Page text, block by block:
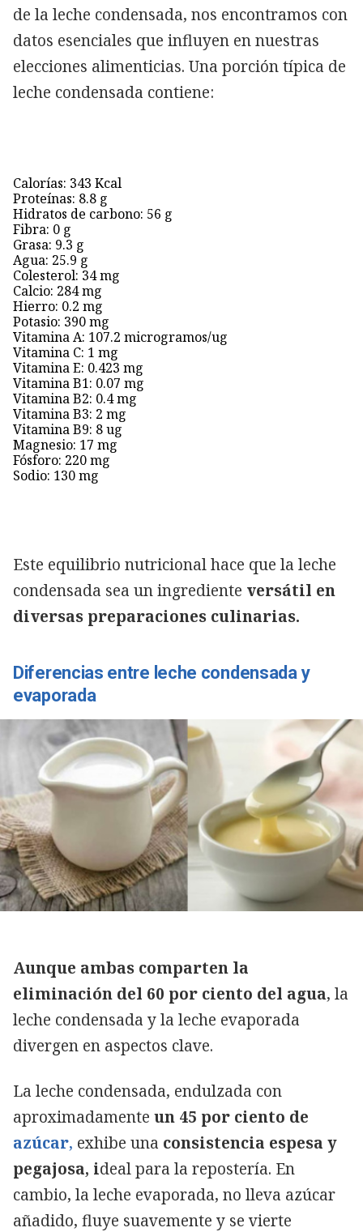
de la leche condensada, nos encontramos con
datos esenciales que influyen en nuestras
elecciones alimenticias. Una porción típica de
leche condensada contiene:
Calorías: 343 Kcal
Proteínas: 8.8 g
Hidratos de carbono: 56 g
Fibra: 0 g
Grasa: 9.3 g
Agua: 25.9 g
Colesterol: 34 mg
Calcio: 284 mg
Hierro: 0.2 mg
Potasio: 390 mg
Vitamina A: 107.2 microgramos/ug
Vitamina C: 1 mg
Vitamina E: 0.423 mg
Vitamina B1: 0.07 mg
Vitamina B2: 0.4 mg
Vitamina B3: 2 mg
Vitamina B9: 8 ug
Magnesio: 17 mg
Fósforo: 220 mg
Sodio: 130 mg
Este equilibrio nutricional hace que la leche
condensada sea un ingrediente versátil en
diversas preparaciones culinarias.
Diferencias entre leche condensada y
evaporada
Aunque ambas comparten la
eliminación del 60 por ciento del agua, la
leche condensada y la leche evaporada
divergen en aspectos clave.
La leche condensada, endulzada con
aproximadamente un 45 por ciento de
azúcar, exhibe una consistencia espesa y
pegajosa, ideal para la repostería. En
cambio, la leche evaporada, no lleva azúcar
añadido, fluye suavemente y se vierte